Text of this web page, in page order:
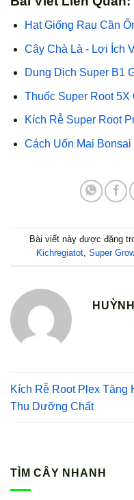
Hạt Giống Rau Cần
Cây Chà Là - Lợi Ích
Dung Dịch Super B1
Thuốc Super Root
Kích Rễ Super Root
Cách Uốn Mai
Bài viết này được đăng
Kichregiatot, Super
Kích Rễ Root Plex Tăng
Thu Dưỡng Chất
TÌM CÂY NHANH